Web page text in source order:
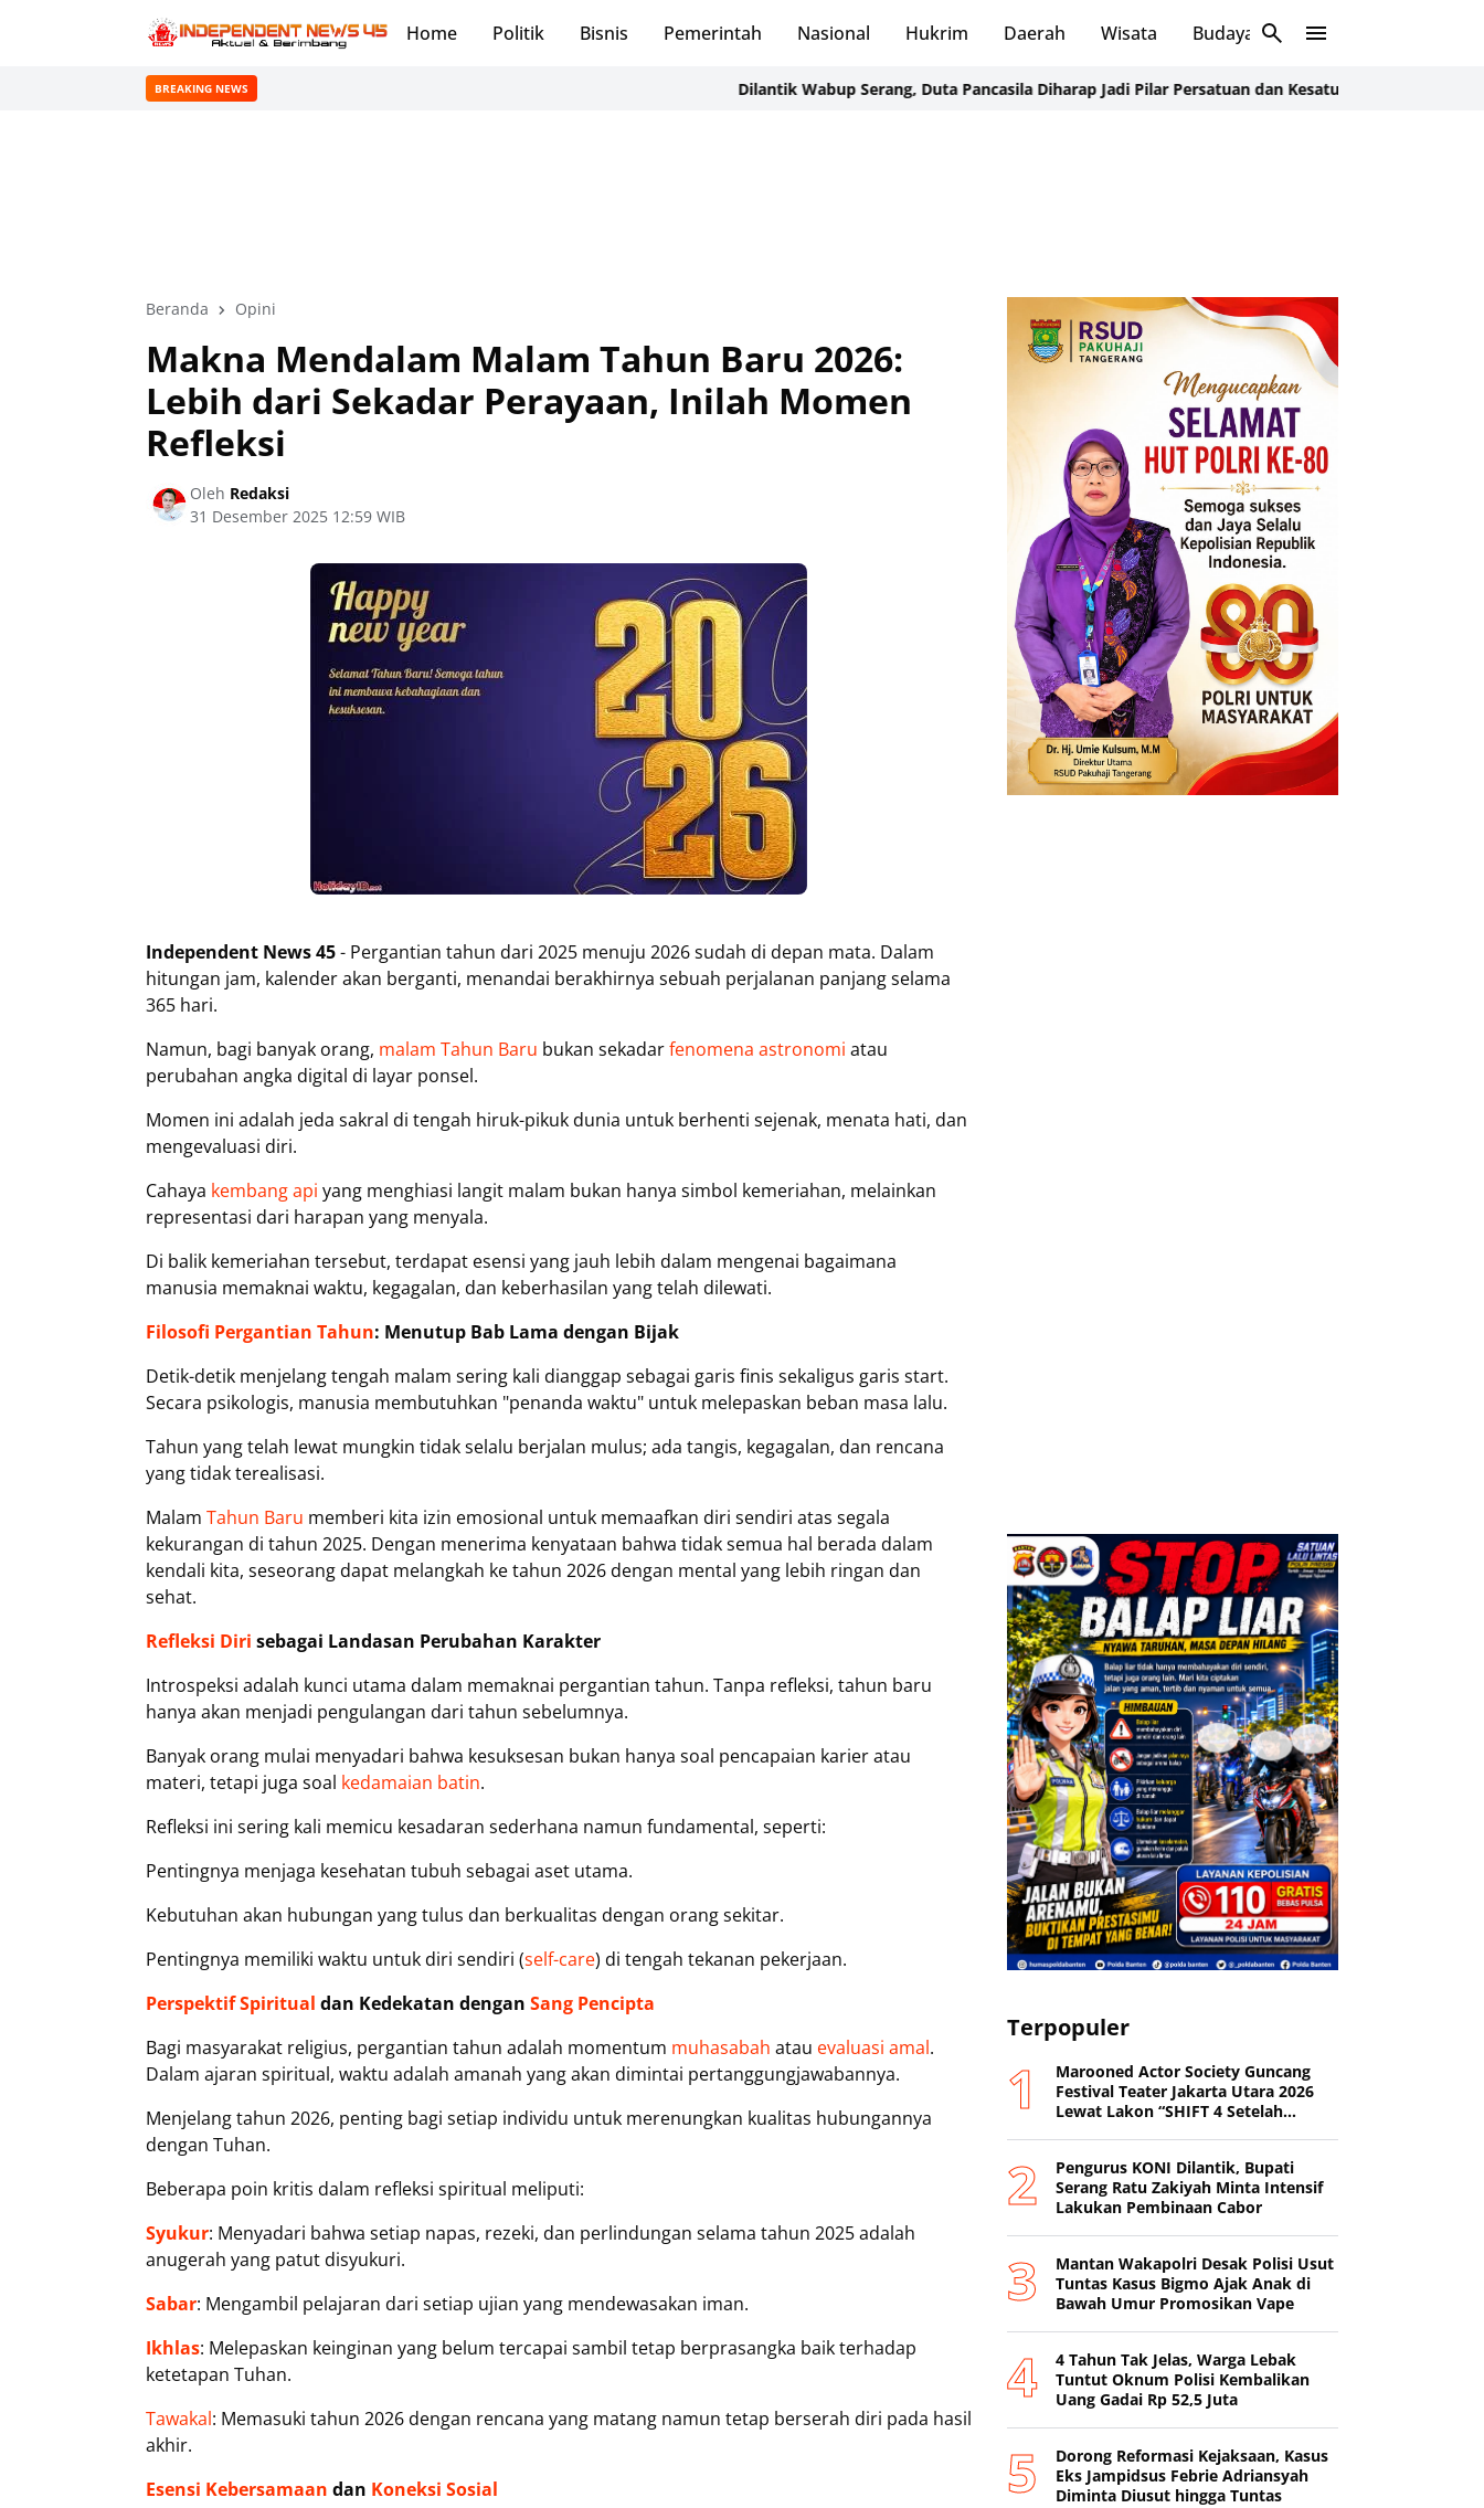
Home Politik Bisnis Pemerintah Nasional Hukrim Daerah Wisata Budaya Sosial
BREAKING NEWS Dilantik Wabup Serang, Duta Pancasila Diharap Jadi Pilar Persatuan dan Kesatuan Bangsa Dahnil Ceritakan Filosofi
Beranda Opini
Makna Mendalam Malam Tahun Baru 2026:
Lebih dari Sekadar Perayaan, Inilah Momen
Refleksi
Oleh Redaksi
31 Desember 2025 12:59 WIB
Independent News 45- Pergantian tahun dari 2025 menuju 2026 sudah di depan mata. Dalam
hitungan jam, kalender akan berganti, menandai berakhirnya sebuah perjalanan panjang selama
365 hari.
Namun, bagi banyak orang, malam Tahun Baru bukan sekadarfenomena astronomi atau
perubahan angka digital di layar ponsel.
Momen ini adalah jeda sakral di tengah hiruk-pikuk dunia untuk berhenti sejenak, menata hati, dan
mengevaluasi diri.
Cahaya kembang api yang menghiasi langit malam bukan hanya simbol kemeriahan, melainkan
representasi dari harapan yang menyala.
Di balik kemeriahan tersebut, terdapat esensi yang jauh lebih dalam mengenai bagaimana
manusia memaknai waktu, kegagalan, dan keberhasilan yang telah dilewati.
Filosofi Pergantian Tahun: Menutup Bab Lama dengan Bijak
Detik-detik menjelang tengah malam sering kali dianggap sebagai garis finis sekaligus garis start.
Secara psikologis, manusia membutuhkan "penanda waktu" untuk melepaskan beban masa lalu.
Tahun yang telah lewat mungkin tidak selalu berjalan mulus; ada tangis, kegagalan, dan rencana
yang tidak terealisasi.
Malam Tahun Baru memberi kita izin emosional untuk memaafkan diri sendiri atas segala
kekurangan di tahun 2025. Dengan menerima kenyataan bahwa tidak semua hal berada dalam
kendali kita, seseorang dapat melangkah ke tahun 2026 dengan mental yang lebih ringan dan
sehat.
Refleksi Diri sebagai Landasan Perubahan Karakter
Introspeksi adalah kunci utama dalam memaknai pergantian tahun. Tanpa refleksi, tahun baru
hanya akan menjadi pengulangan dari tahun sebelumnya.
Banyak orang mulai menyadari bahwa kesuksesan bukan hanya soal pencapaian karier atau
materi, tetapi juga soal kedamaian batin.
Refleksi ini sering kali memicu kesadaran sederhana namun fundamental, seperti:
Pentingnya menjaga kesehatan tubuh sebagai aset utama.
Kebutuhan akan hubungan yang tulus dan berkualitas dengan orang sekitar.
Pentingnya memiliki waktu untuk diri sendiri (self-care) di tengah tekanan pekerjaan.
Perspektif Spiritual dan Kedekatan dengan Sang Pencipta
Bagi masyarakat religius, pergantian tahun adalah momentum muhasabah atau evaluasi amal.
Dalam ajaran spiritual, waktu adalah amanah yang akan dimintai pertanggungjawabannya.
Menjelang tahun 2026, penting bagi setiap individu untuk merenungkan kualitas hubungannya
dengan Tuhan.
Beberapa poin kritis dalam refleksi spiritual meliputi:
Syukur: Menyadari bahwa setiap napas, rezeki, dan perlindungan selama tahun 2025 adalah
anugerah yang patut disyukuri.
Sabar: Mengambil pelajaran dari setiap ujian yang mendewasakan iman.
Ikhlas: Melepaskan keinginan yang belum tercapai sambil tetap berprasangka baik terhadap
ketetapan Tuhan.
Tawakal: Memasuki tahun 2026 dengan rencana yang matang namun tetap berserah diri pada hasil
akhir.
Esensi Kebersamaan dan Koneksi Sosial
Terpopuler
Marooned Actor Society Guncang
Festival Teater Jakarta Utara 2026
Lewat Lakon “SHIFT 4 Setelah
Pengurus KONI Dilantik, Bupati
Serang Ratu Zakiyah Minta Intensif
Lakukan Pembinaan Cabor
Mantan Wakapolri Desak Polisi Usut
Tuntas Kasus Bigmo Ajak Anak di
Bawah Umur Promosikan Vape
4 Tahun Tak Jelas, Warga Lebak
Tuntut Oknum Polisi Kembalikan
Uang Gadai Rp 52,5 Juta
Dorong Reformasi Kejaksaan, Kasus
Eks Jampidsus Febrie Adriansyah
Diminta Diusut hingga Tuntas